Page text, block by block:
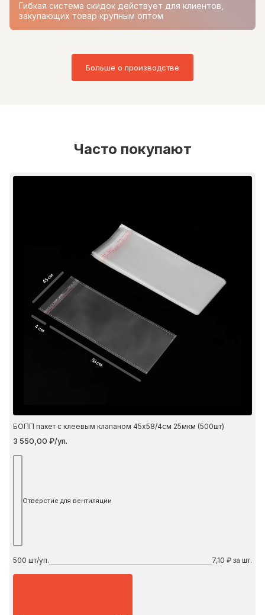
Гибкая система скидок действует для клиентов,
закупающих товар крупным оптом
Больше о производстве
Часто покупают
45 см
4 см
58 см
БОПП пакет с клеевым клапаном 45х58/4см 25мкм (500шт)
3 550,00 ₽/уп.
Отверстие для вентиляции
500 шт/уп. 7,10 ₽ за шт.